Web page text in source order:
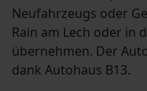
Neufahrzeugs oder
Rain am Lech oder in
übernehmen. Der
dank Autohaus B13.